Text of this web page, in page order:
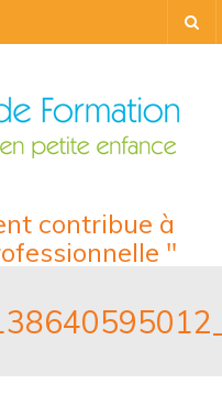
contribue à
"